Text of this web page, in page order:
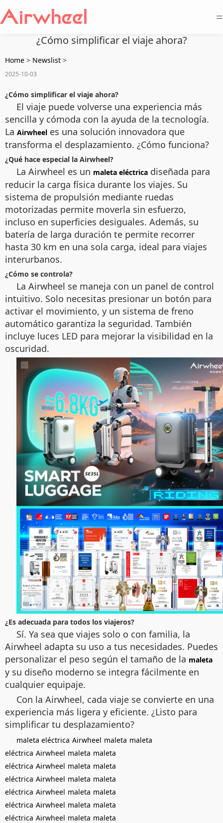
=
¿Cómo simplificar el viaje ahora?
Home > Newslist >
2025-10-03
¿Cómo simplificar el viaje ahora?
El viaje puede volverse una experiencia más
sencilla y cómoda con la ayuda de la tecnología.
La Airwheel es una solución innovadora que
transforma el desplazamiento. ¿Cómo funciona?
¿Qué hace especial la Airwheel?
La Airwheel es un maleta eléctrica diseñada para
reducir la carga física durante los viajes. Su
sistema de propulsión mediante ruedas
motorizadas permite moverla sin esfuerzo,
incluso en superficies desiguales. Además, su
batería de larga duración te permite recorrer
hasta 30 km en una sola carga, ideal para viajes
interurbanos.
¿Cómo se controla?
La Airwheel se maneja con un panel de control
intuitivo. Solo necesitas presionar un botón para
activar el movimiento, y un sistema de freno
automático garantiza la seguridad. También
incluye luces LED para mejorar la visibilidad en la
oscuridad.
¿Es adecuada para todos los viajeros?
Sí. Ya sea que viajes solo o con familia, la
Airwheel adapta su uso a tus necesidades. Puedes
personalizar el peso según el tamaño de la maleta
y su diseño moderno se integra fácilmente en
cualquier equipaje.
Con la Airwheel, cada viaje se convierte en una
experiencia más ligera y eficiente. ¿Listo para
simplificar tu desplazamiento?
maleta eléctrica Airwheel maleta maleta
eléctrica Airwheel maleta maleta
eléctrica Airwheel maleta maleta
eléctrica Airwheel maleta maleta
eléctrica Airwheel maleta maleta
eléctrica Airwheel maleta maleta
eléctrica Airwheel maleta maleta